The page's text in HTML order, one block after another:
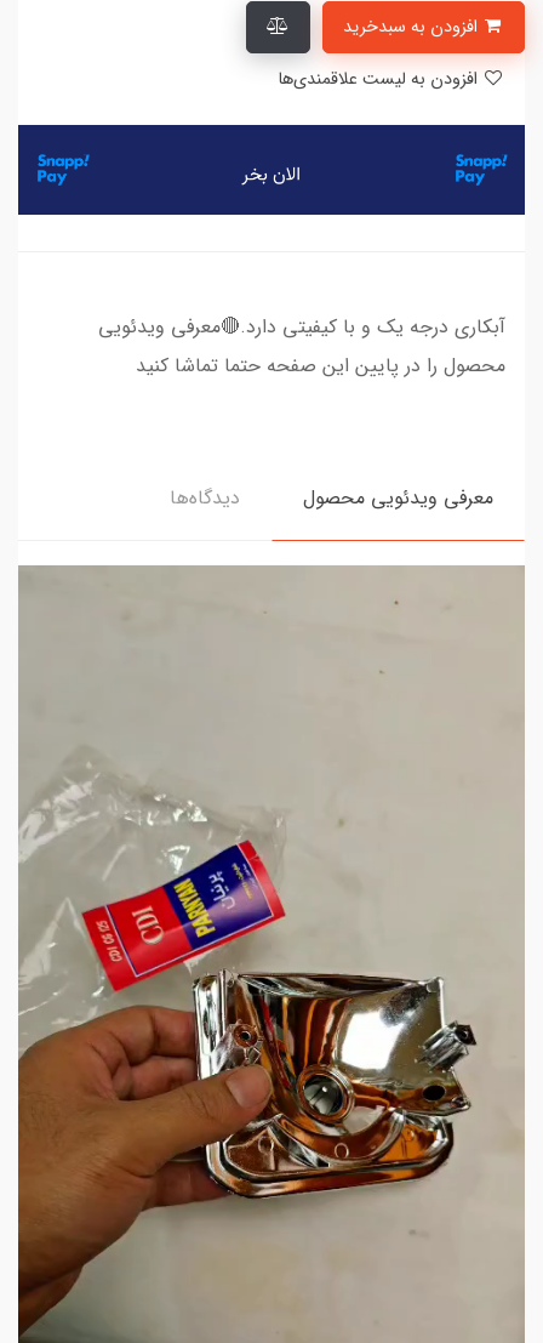
آبکاری درجه یک و با کیفیتی دارد.🔴معرفی ویدئویی
محصول را در پایین این صفحه حتما تماشا کنید
معرفی ویدئویی محصول دیدگاه‌ها